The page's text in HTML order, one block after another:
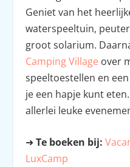
Geniet van het
waterspeeltuin,
groot solarium.
Camping Village over
speeltoestellen en
je een hapje kunt
allerlei leuke
➜Te boeken bij:
LuxCamp